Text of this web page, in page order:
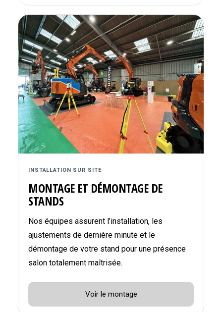
INSTALLATION SUR SITE
MONTAGE ET DÉMONTAGE DE
STANDS
Nos équipes assurent l’installation, les
ajustements de dernière minute et le
démontage de votre stand pour une présence
salon totalement maîtrisée.
Voir le montage